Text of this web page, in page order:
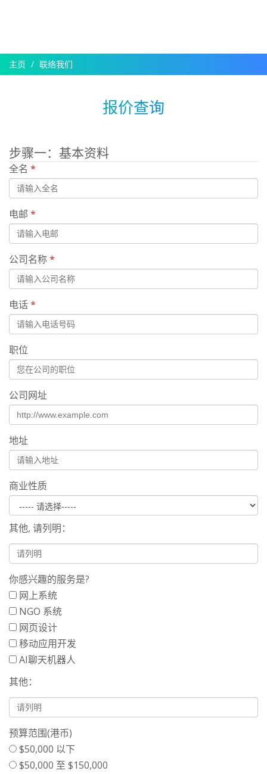
主页 联络我们
报价查询
步骤一：基本资料
全名 *
电邮 *
公司名称 *
电话*
职位
公司网址
地址
商业性质
其他, 请列明：
你感兴趣的服务是?
网上系统‎
NGO 系统
网页设计
移动应用开发
AI聊天机器人
其他：
预算范围(港币)
$50,000 以下
$50,000 至 $150,000